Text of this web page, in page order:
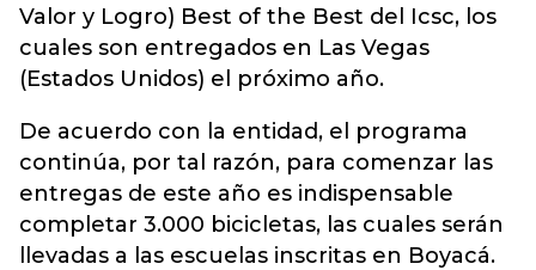
Valor y Logro) Best of the Best del Icsc, los
cuales son entregados en Las Vegas
(Estados Unidos) el próximo año.
De acuerdo con la entidad, el programa
continúa, por tal razón, para comenzar las
entregas de este año es indispensable
completar 3.000 bicicletas, las cuales serán
llevadas a las escuelas inscritas en Boyacá.